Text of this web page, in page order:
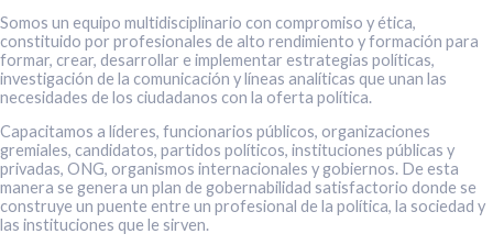
Somos un equipo multidisciplinario con compromiso y ética,
constituido por profesionales de alto rendimiento y formación para
formar, crear, desarrollar e implementar estrategias políticas,
investigación de la comunicación y líneas analíticas que unan las
necesidades de los ciudadanos con la oferta política.
Capacitamos a líderes, funcionarios públicos, organizaciones
gremiales, candidatos, partidos políticos, instituciones públicas y
privadas, ONG, organismos internacionales y gobiernos. De esta
manera se genera un plan de gobernabilidad satisfactorio donde se
construye un puente entre un profesional de la política, la sociedad y
las instituciones que le sirven.